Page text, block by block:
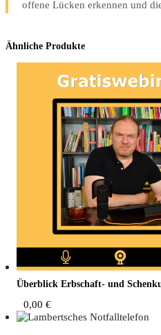
offene Lücken erkennen und
Ähnliche Produkte
Über­blick Erb­schaft- und
0,00 €